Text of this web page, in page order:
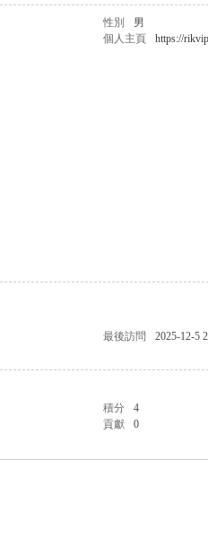
性別
男
個人主頁 https://
最後訪問
2025-12-5
積分
4
貢獻 0